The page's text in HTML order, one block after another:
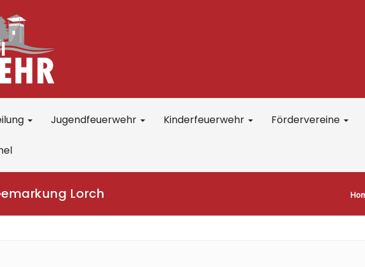
Jugendfeuerwehr Kinderfeuerwehr Fördervereine
Lorch